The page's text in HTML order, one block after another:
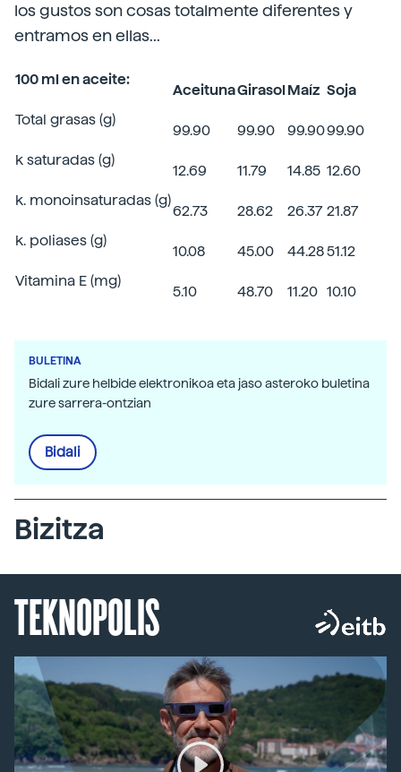
los gustos son cosas totalmente diferentes y
entramos en ellas...
100 ml en aceite:
AceitunaGirasolMaíz Soja
Total grasas (g)
99.90 99.90 99.9099.90
k saturadas (g)
12.69 11.79 14.85 12.60
k. monoinsaturadas (g)
62.73 28.62 26.37 21.87
k. poliases (g)
10.08 45.00 44.2851.12
Vitamina E (mg)
5.10 48.70 11.20 10.10
BULETINA
Bidali zure helbide elektronikoa eta jaso asteroko buletina
zure sarrera-ontzian
Bidali
Bizitza
TEKNOPOLIS